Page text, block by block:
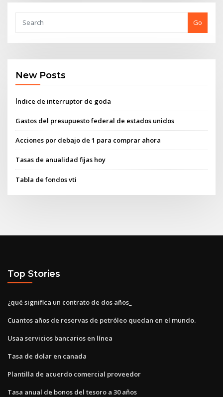
Go
New Posts
Índice de interruptor de goda
Gastos del presupuesto federal de estados unidos
Acciones por debajo de 1 para comprar ahora
Tasas de anualidad fijas hoy
Tabla de fondos vti
Top Stories
¿qué significa un contrato de dos años_
Cuantos años de reservas de petróleo quedan en el mundo.
Usaa servicios bancarios en línea
Tasa de dolar en canada
Plantilla de acuerdo comercial proveedor
Tasa anual de bonos del tesoro a 30 años